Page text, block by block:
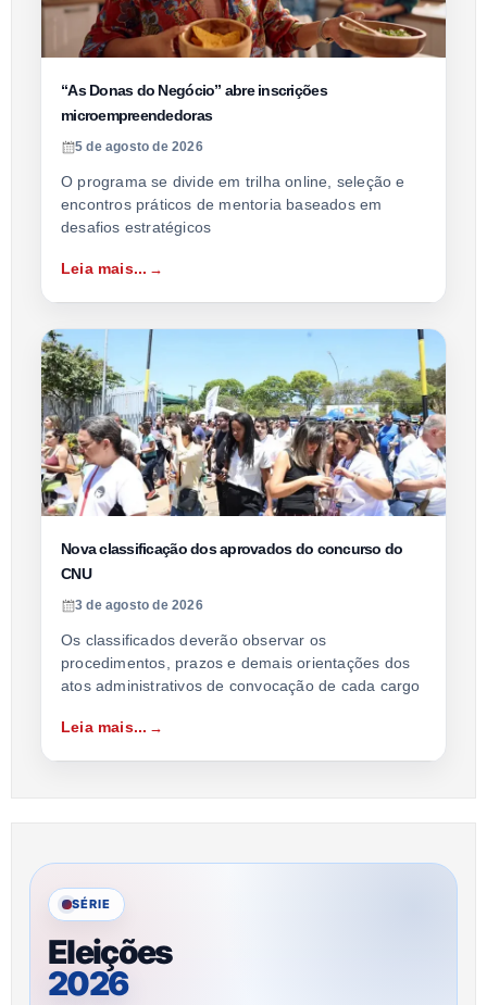
“As Donas do Negócio” abre inscrições
microempreendedoras
5 de agosto de 2026
O programa se divide em trilha online, seleção e
encontros práticos de mentoria baseados em
desafios estratégicos
Leia mais...
Nova classificação dos aprovados do concurso do
CNU
3 de agosto de 2026
Os classificados deverão observar os
procedimentos, prazos e demais orientações dos
atos administrativos de convocação de cada cargo
Leia mais...
SÉRIE
Eleições
2026